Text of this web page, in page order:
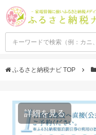
ふるさと納税ナビ TOP
詳細を見る